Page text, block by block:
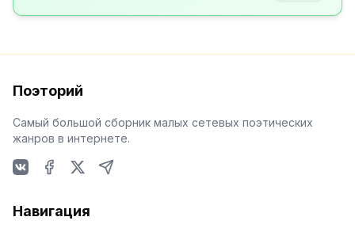
Поэторий
Самый большой сборник малых сетевых поэтических
жанров в интернете.
Навигация